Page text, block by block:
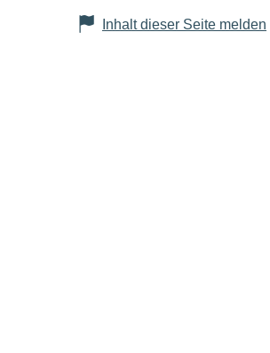
Inhalt dieser Seite melden